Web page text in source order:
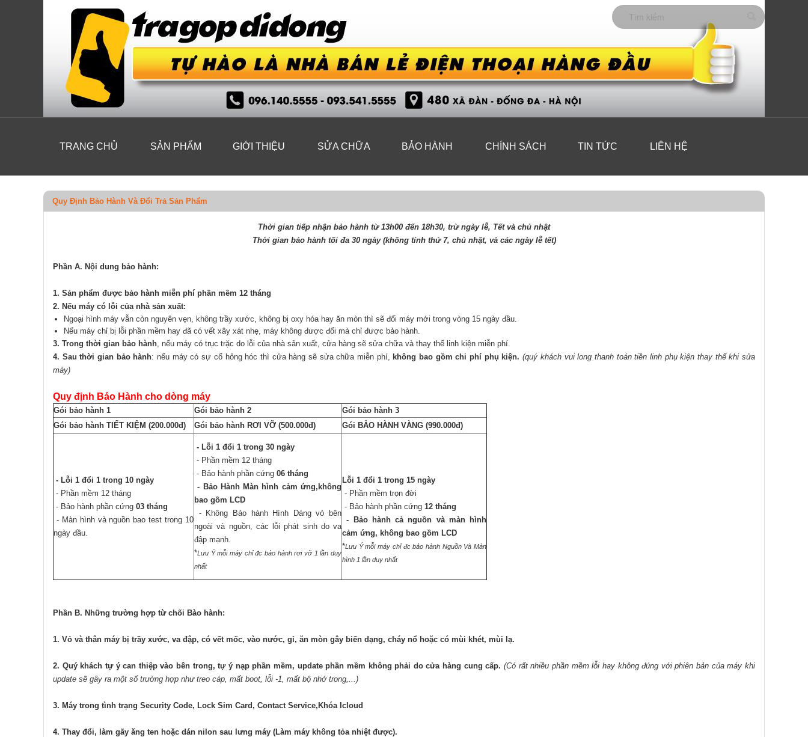
TRANG CHỦ SẢN PHẨM GIỚI THIỆU SỬA CHỮA BẢO HÀNH CHÍNH SÁCH TIN TỨC LIÊN HỆ
Quy Định Bảo Hành Và Đổi Trả Sản Phẩm
Thời gian tiếp nhận bảo hành từ 13h00 đến 18h30, trừ ngày lễ, Tết và chủ nhật
Thời gian bảo hành tối đa 30 ngày (không tính thứ 7, chủ nhật, và các ngày lễ tết)
Phần A. Nội dung bảo hành­­­:
1. Sản phẩm được bảo hành miễn phí phần mềm 12 tháng
2. Nếu máy có lỗi của nhà sản xuất:
Ngoại hình máy vẫn còn nguyên vẹn, không trầy xước, không bị oxy hóa hay ăn mòn thì sẽ đổi máy mới trong vòng 15 ngày đầu.
Nếu máy chỉ bị lỗi phần mềm hay đã có vết xây xát nhẹ, máy không được đổi mà chỉ được bảo hành.
3. Trong thời gian bảo hành, nếu máy có trục trặc do lỗi của nhà sản xuất, cửa hàng sẽ sửa chữa và thay thế linh kiện miễn phí.
4. Sau thời gian bảo hành: nếu máy có sự cố hỏng hóc thì cửa hàng sẽ sửa chữa miễn phí, không bao gồm chi phí phụ kiện. (quý khách vui long thanh toán tiền linh phụ kiện thay thế khi sửa
máy)
Quy định Bảo Hành cho dòng máy
Gói bảo hành 1 Gói bảo hành 2
Gói bảo hành 3
Gói bảo hành TIẾT KIỆM (200.000đ)
Gói bảo hành RƠI VỠ (500.000đ) Gói BẢO HÀNH VÀNG (990.000đ)
- Lỗi 1 đổi 1 trong 10 ngày
- Phần mềm 12 tháng
- Bảo hành phần cứng 03 tháng
- Màn hình và nguồn bao test trong 10
ngày đầu.
- Lỗi 1 đổi 1 trong 30 ngày
- Phần mềm 12 tháng
- Bảo hành phần cứng 06 tháng
- Bảo Hành Màn hình cảm ứng,không
bao gồm LCD
- Không Bảo hành Hình Dáng vỏ bên
ngoài và nguồn, các lỗi phát sinh do va
đập mạnh.
*Lưu Ý mỗi máy chỉ đc bảo hành rơi vỡ 1 lần duy
nhất
Lỗi 1 đổi 1 trong 15 ngày
- Phần mềm trọn đời
- Bảo hành phần cứng 12 tháng
- Bảo hành cả nguồn và màn hình
cảm ứng, không bao gồm LCD
*Lưu Ý mỗi máy chỉ đc bảo hành Nguồn Và Màn
hình 1 lần duy nhất
Phần B. Những trường hợp từ chối Bào hành:
1. Vỏ và thân máy bị trầy xước, va đập, có vết mốc, vào nước, gỉ, ăn mòn gây biến dạng, cháy nổ hoặc có mùi khét, mùi lạ.
2. Quý khách tự ý can thiệp vào bên trong, tự ý nạp phần mềm, update phần mềm không phải do cửa hàng cung cấp. (Có rất nhiều phần mềm lỗi hay không đúng với phiên bản của máy khi
update sẽ gây ra một số trường hợp như treo cáp, mất boot, lỗi -1, mất bộ nhớ trong,...)
3. Máy trong tình trạng Security Code, Lock Sim Card, Contact Service,Khóa Icloud
4. Thay đổi, làm gãy ăng ten hoặc dán nilon sau lưng máy (Làm máy không tỏa nhiệt được).